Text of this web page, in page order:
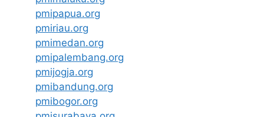
pmipapua.org
pmiriau.org
pmimedan.org
pmipalembang.org
pmijogja.org
pmibandung.org
pmibogor.org